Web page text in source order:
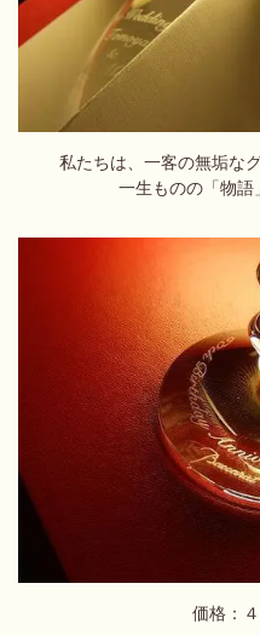
私たちは、一客の無垢な
一生ものの「物語
価格：